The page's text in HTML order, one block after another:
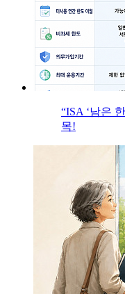
“ISA ‘남은
목!